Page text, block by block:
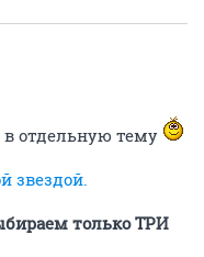
отдельную тему
звездой.
только ТРИ